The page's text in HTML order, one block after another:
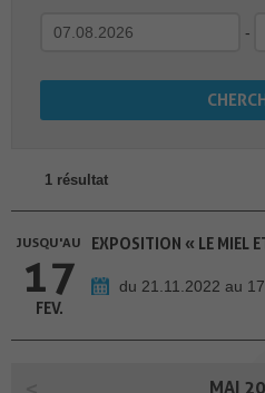
-
1 résultat
JUSQU'AU
17
FEV.
EXPOSITION « LE MIEL
du 21.11.2022 au
MAI